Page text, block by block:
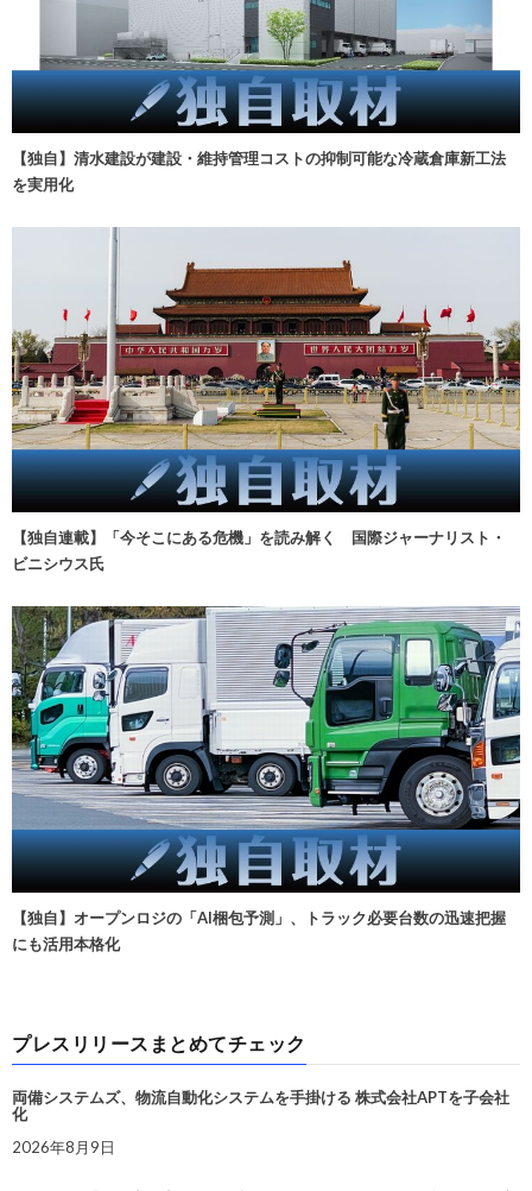
【独自】清水建設が建設・維持管理コストの抑制可能な冷蔵倉庫新工法
を実用化
【独自連載】「今そこにある危機」を読み解く 国際ジャーナリスト・
ビニシウス氏
【独自】オープンロジの「AI梱包予測」、トラック必要台数の迅速把握
にも活用本格化
プレスリリースまとめてチェック
両備システムズ、物流自動化システムを手掛ける 株式会社APTを子会社
化
2026年8月9日